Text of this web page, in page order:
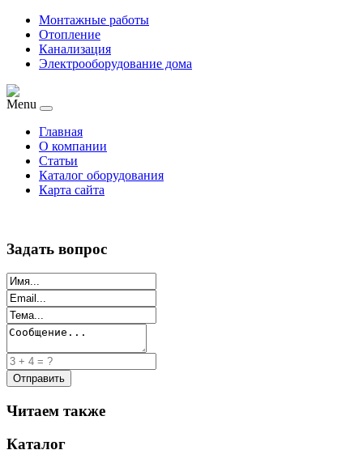
Монтажные работы
Отопление
Канализация
Электрооборудование дома
Menu
Главная
О компании
Статьи
Каталог оборудования
Карта сайта
Задать вопрос
Читаем также
Каталог